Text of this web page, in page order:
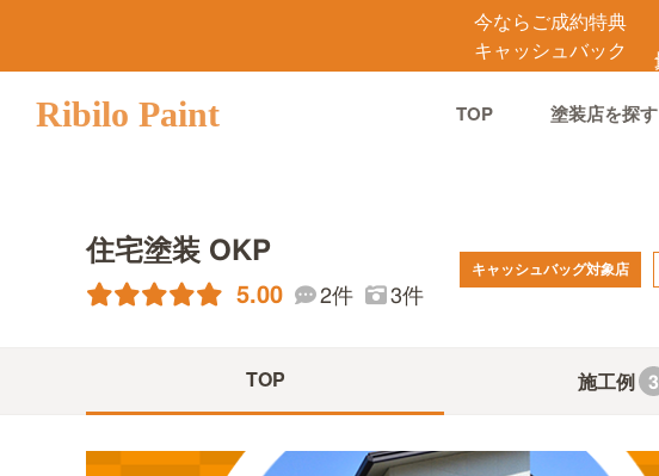
今ならご成約特典
キャッシュバック
Ribilo Paint TOP 塗装店を探す
住宅塗装 OKP
5.00 2件 3件
キャッシュバッグ対象店
TOP 施工例 3